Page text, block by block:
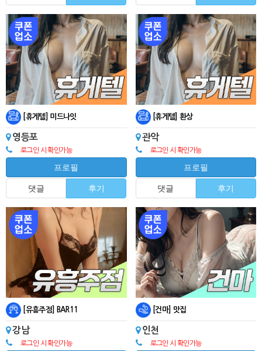
[휴게텔] 미드나잇
영등포
로그인 시 확인가능
프로필
댓글 후기
[휴게텔] 환상
관악
로그인 시 확인가능
프로필
댓글 후기
[유흥주점] BAR11
강남
로그인 시 확인가능
[건마] 맛집
인천
로그인 시 확인가능